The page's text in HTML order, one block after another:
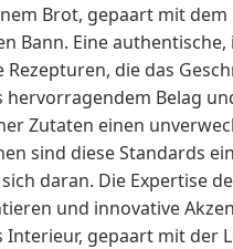
Brot, gepaart mit
Bann. Eine
die das
Belag
Zutaten einen
sind diese Standards
daran. Die Expertise
und innovative
Interieur, gepaart mit der